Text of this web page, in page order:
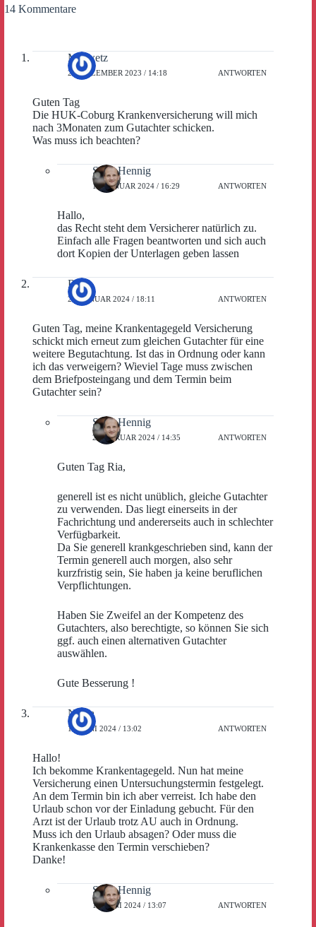
14 Kommentare
Mrowetz
20. DEZEMBER 2023 / 14:18 ANTWORTEN
Guten Tag
Die HUK-Coburg Krankenversicherung will mich
nach 3Monaten zum Gutachter schicken.
Was muss ich beachten?
Sven Hennig
11. JANUAR 2024 / 16:29 ANTWORTEN
Hallo,
das Recht steht dem Versicherer natürlich zu.
Einfach alle Fragen beantworten und sich auch
dort Kopien der Unterlagen geben lassen
Ria
28. JANUAR 2024 / 18:11 ANTWORTEN
Guten Tag, meine Krankentagegeld Versicherung
schickt mich erneut zum gleichen Gutachter für eine
weitere Begutachtung. Ist das in Ordnung oder kann
ich das verweigern? Wieviel Tage muss zwischen
dem Briefposteingang und dem Termin beim
Gutachter sein?
Sven Hennig
2. FEBRUAR 2024 / 14:35 ANTWORTEN
Guten Tag Ria,
generell ist es nicht unüblich, gleiche Gutachter
zu verwenden. Das liegt einerseits in der
Fachrichtung und andererseits auch in schlechter
Verfügbarkeit.
Da Sie generell krankgeschrieben sind, kann der
Termin generell auch morgen, also sehr
kurzfristig sein, Sie haben ja keine beruflichen
Verpflichtungen.
Haben Sie Zweifel an der Kompetenz des
Gutachters, also berechtigte, so können Sie sich
ggf. auch einen alternativen Gutachter
auswählen.
Gute Besserung !
Nadja
15. JUNI 2024 / 13:02 ANTWORTEN
Hallo!
Ich bekomme Krankentagegeld. Nun hat meine
Versicherung einen Untersuchungstermin festgelegt.
An dem Termin bin ich aber verreist. Ich habe den
Urlaub schon vor der Einladung gebucht. Für den
Arzt ist der Urlaub trotz AU auch in Ordnung.
Muss ich den Urlaub absagen? Oder muss die
Krankenkasse den Termin verschieben?
Danke!
Sven Hennig
15. JUNI 2024 / 13:07 ANTWORTEN